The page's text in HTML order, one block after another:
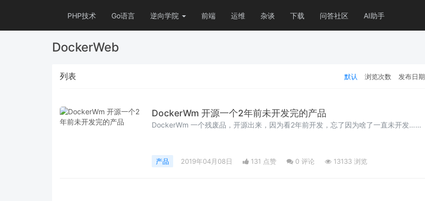
PHP技术 Go语言 逆向学院 前端 运维 杂谈 下载 问答社区 AI助手
DockerWeb
列表 默认 浏览次数 发布日期
DockerWm 开源一个2年前未开发完的产品
DockerWm 一个残废品，开源出来，因为看2年前开发，忘了因为啥了一直未开发……
产品 2019年04月08日 131 点赞 0 评论 13133 浏览